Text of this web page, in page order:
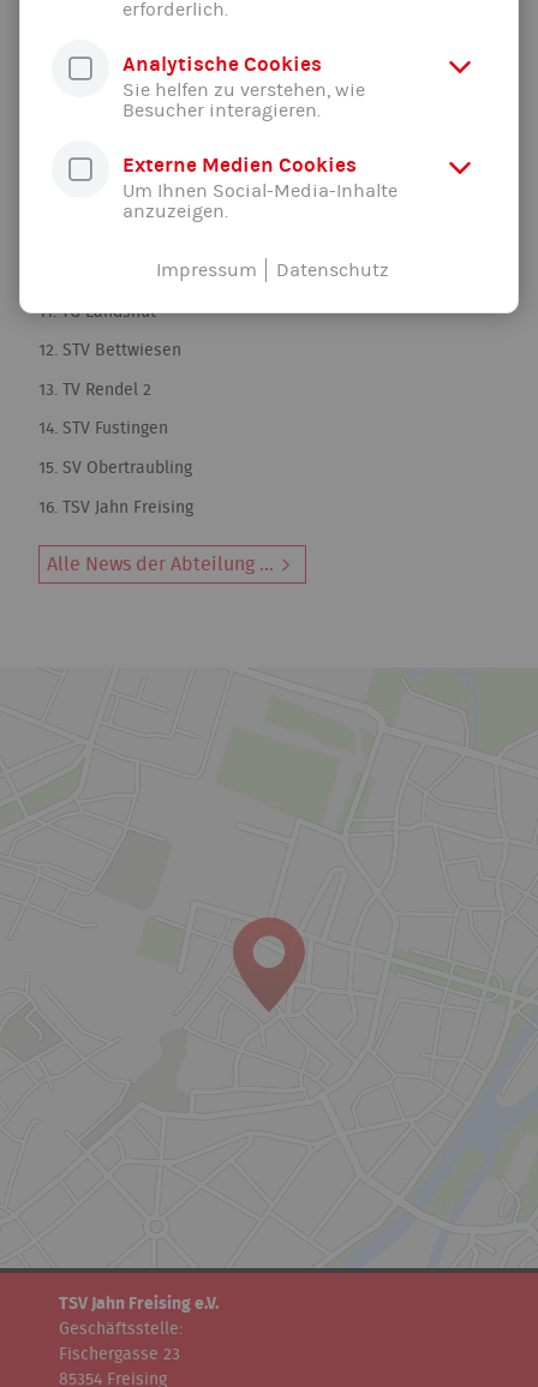
5. SG Zapfhahn
6. VfL Waldkraiburg
7. ESV Ingoldstadt
8. MR Felben Wellnhausen
10. T05 München
11. TG Landshut
12. STV Bettwiesen
13. TV Rendel 2
14. STV Fustingen
15. SV Obertraubling
16. TSV Jahn Freising
Alle News der Abteilung ...
TSV Jahn Freising e.V.
Geschäftsstelle:
Fischergasse 23
85354 Freising
erforderlich.
Analytische Cookies
Sie helfen zu verstehen, wie
Besucher interagieren.
Externe Medien Cookies
Um Ihnen Social-Media-Inhalte
anzuzeigen.
Impressum Datenschutz